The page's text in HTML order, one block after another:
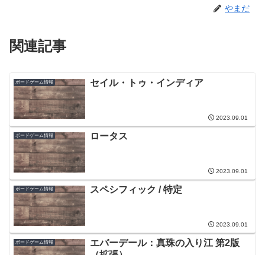
やまだ
関連記事
ボードゲーム情報 セイル・トゥ・インディア
2023.09.01
ボードゲーム情報 ロータス
2023.09.01
ボードゲーム情報 スペシフィック / 特定
2023.09.01
ボードゲーム情報
エバーデール：真珠の入り江 第2版